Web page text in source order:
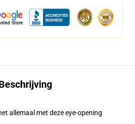
allemaal met deze eye-opening